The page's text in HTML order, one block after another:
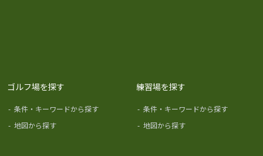
ゴルフ場を探す
- 条件・キーワードから探す
- 地図から探す
練習場を探す
- 条件・キーワードから探す
- 地図から探す